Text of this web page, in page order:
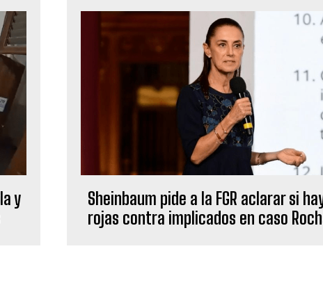
y
Sheinbaum pide a la FGR aclarar si
rojas contra implicados en caso